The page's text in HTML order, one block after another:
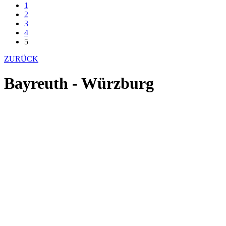
1
2
3
4
5
ZURÜCK
Bayreuth - Würzburg